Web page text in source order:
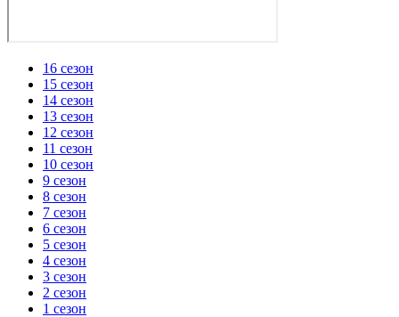
16 сезон
15 сезон
14 сезон
13 сезон
12 сезон
11 сезон
10 сезон
9 сезон
8 сезон
7 сезон
6 сезон
5 сезон
4 сезон
3 сезон
2 сезон
1 сезон